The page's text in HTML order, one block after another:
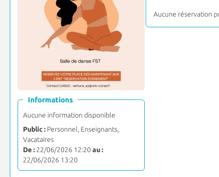
Informations
Aucune information disponible
Public :Personnel, Enseignants,
Vacataires
De :22/06/2026 12:20 au :
22/06/2026 13:20
Aucune réservation